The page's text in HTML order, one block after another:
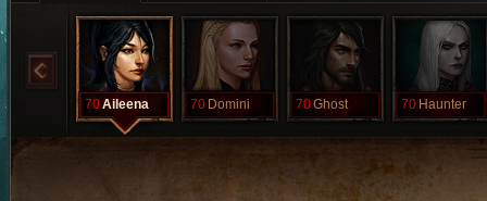
70Aileena 70 Domini 70Ghost 70 Haunter